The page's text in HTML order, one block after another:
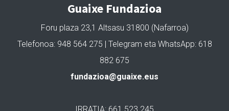
Guaixe Fundazioa
Foru plaza 23,1 Altsasu 31800 (Nafarroa)
Telefonoa: 948 564 275 | Telegram eta WhatsApp: 618
882 675
fundazioa@guaixe.eus